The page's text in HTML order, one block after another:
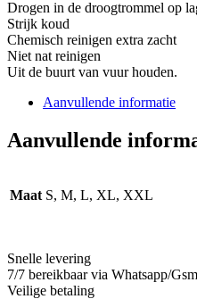
Drogen in de droogtrommel op
Strijk koud
Chemisch reinigen extra zacht
Niet nat reinigen
Uit de buurt van vuur houden.
Aanvullende informatie
Aanvullende
Maat S, M, L, XL, XXL
Snelle levering
7/7 bereikbaar via Whatsapp/Gsm
Veilige betaling